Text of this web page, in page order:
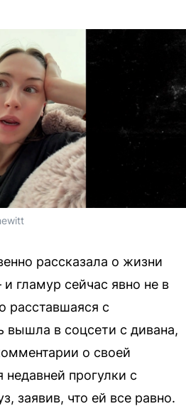
рассказала о жизни
гламур сейчас явно не в
расставшаяся с
в соцсети с дивана,
о своей
прогулки с
заявив, что ей все равно.